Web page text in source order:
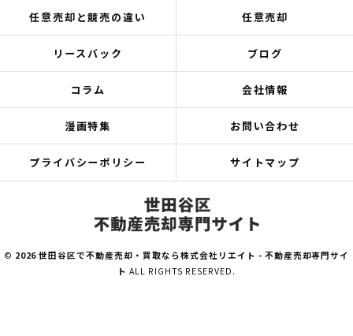
任意売却と競売の違い 任意売却
リースバック ブログ
コラム 会社情報
漫画特集 お問い合わせ
プライバシーポリシー サイトマップ
© 2026 世田谷区で不動産売却・買取なら株式会社リエイト - 不動産売却専門サイ
ト ALL RIGHTS RESERVED.